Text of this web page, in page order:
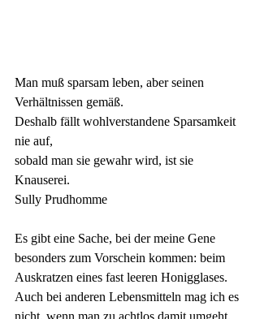
Man muß sparsam leben, aber seinen
Verhältnissen gemäß.
Deshalb fällt wohlverstandene Sparsamkeit
nie auf,
sobald man sie gewahr wird, ist sie
Knauserei.
Sully Prudhomme
Es gibt eine Sache, bei der meine Gene
besonders zum Vorschein kommen: beim
Auskratzen eines fast leeren Honigglases.
Auch bei anderen Lebensmitteln mag ich es
nicht, wenn man zu achtlos damit umgeht,